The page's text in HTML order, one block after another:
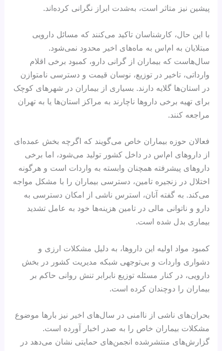
پیشین نیز متاثر است، به‌شدت ابراز نگرانی کرده‌اند.
با این حال، کارشناسان تاکید می‌کنند که مسائل دارویی
مبتلایان به ام‌اس به ماه‌های اخیر محدود نمی‌شود.
سال‌هاست که بیماران از گرانی دارو، کمبود برخی اقلام
وارداتی، تاخیر در توزیع، نوسان قیمت و دسترسی نامتوازن
در استان‌ها گلایه دارند. بسیاری از بیماران در شهرهای کوچک
برای تهیه برخی داروها ناچارند به مراکز استان‌ها یا به تهران
مراجعه کنند.
فعالان حوزه بیماران خاص می‌گویند که اگرچه بخش عمده‌ای
از داروهای ام‌اس در داخل کشور تولید می‌شود، اما برخی
داروهای پیشرفته همچنان وابسته به واردات است و هرگونه
اختلال در زنجیره تامین، دسترسی بیماران را با مشکل مواجه
می‌کند. به گفته آنان، استرس ناشی از امکان دسترسی به
دارو و ناتوانی مالی در تامین هزینه‌ها خود به عامل تشدید
بیماری بدل شده است.
کمبود مواد اولیه این داروها، به دلیل مشکلات ارزی و
دشواری واردات و بی‌توجهی شبکه مدیریت کشور در بخش
دارویی، در کنار مسئله توزیع نابرابر تنش روانی حاکم بر
بیماران را دوچندان کرده است.
بحران‌های ناشی از ناامنی در سال‌های اخیر نیز بارها موضوع
مشکلات بیماران خاص را به صدر اخبار آورده است.
گزارش‌های منتشرشده انجمن‌های حمایتی نشان می‌دهد در